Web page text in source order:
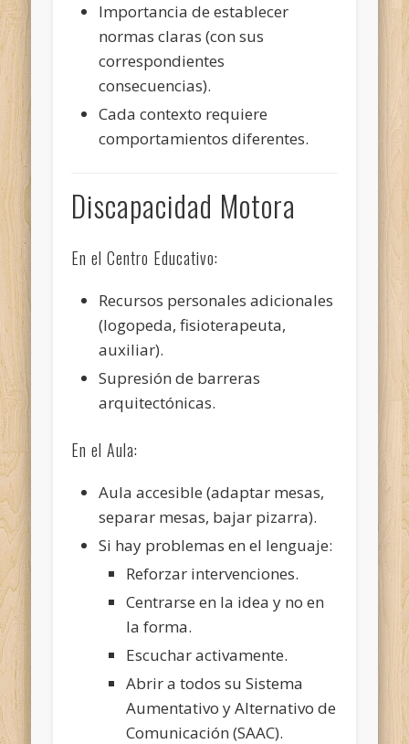
Importancia de establecer
normas claras (con sus
correspondientes
consecuencias).
Cada contexto requiere
comportamientos diferentes.
Discapacidad Motora
En el Centro Educativo:
Recursos personales adicionales
(logopeda, fisioterapeuta,
auxiliar).
Supresión de barreras
arquitectónicas.
En el Aula:
Aula accesible (adaptar mesas,
separar mesas, bajar pizarra).
Si hay problemas en el lenguaje:
Reforzar intervenciones.
Centrarse en la idea y no en
la forma.
Escuchar activamente.
Abrir a todos su Sistema
Aumentativo y Alternativo de
Comunicación (SAAC).